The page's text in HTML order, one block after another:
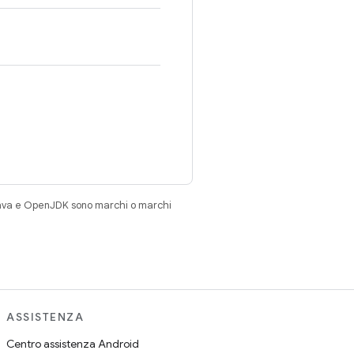
e OpenJDK sono marchi o marchi
ASSISTENZA
Centro assistenza Android